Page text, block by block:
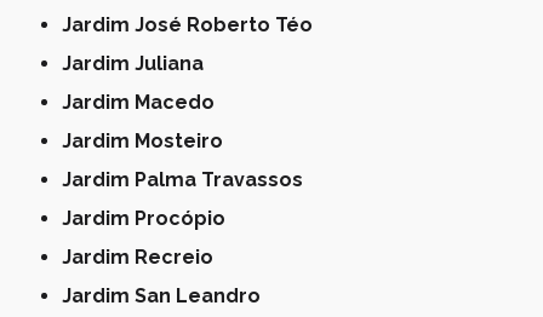
Jardim José Roberto Téo
Jardim Juliana
Jardim Macedo
Jardim Mosteiro
Jardim Palma Travassos
Jardim Procópio
Jardim Recreio
Jardim San Leandro